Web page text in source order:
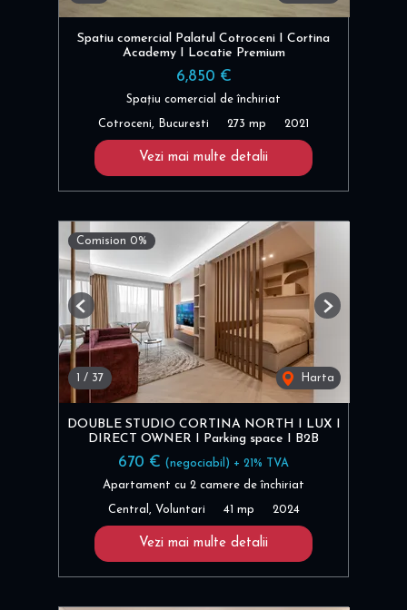
Spatiu comercial Palatul Cotroceni I Cortina
Academy I Locatie Premium
6,850 €
Spațiu comercial de închiriat
Cotroceni, Bucuresti 273 mp 2021
Vezi mai multe detalii
Comision 0%
1 / 37 Harta
Previous Next
DOUBLE STUDIO CORTINA NORTH I LUX I
DIRECT OWNER I Parking space I B2B
670 € (negociabil) + 21% TVA
Apartament cu 2 camere de închiriat
Central, Voluntari 41 mp 2024
Vezi mai multe detalii